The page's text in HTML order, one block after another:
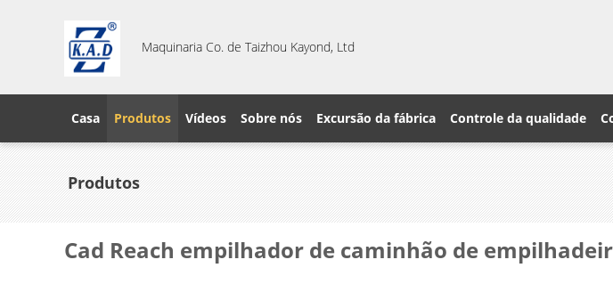
Maquinaria Co. de Taizhou Kayond, Ltd
Casa Produtos Vídeos Sobre nós Excursão da fábrica Controle da qualidade
Produtos
Cad Reach empilhador de caminhão de